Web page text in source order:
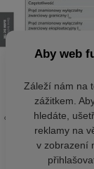
Aby web
Záleží nám na
zážitkem.
hledáte,
reklamy na
v zobrazení